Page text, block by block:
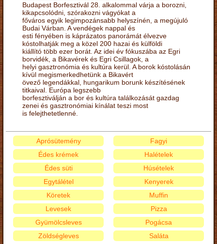
Budapest Borfesztivál 28. alkalommal várja a borozni,
kikapcsolódni, szórakozni vágyókat a
főváros egyik legimpozánsabb helyszínén, a megújuló
Budai Várban. A vendégek nappal és
esti fényében is káprázatos panorámát élvezve
kóstolhatják meg a közel 200 hazai és külföldi
kiállító több ezer borát. Az idei év fókuszába az Egri
borvidék, a Bikavérek és Egri Csillagok, a
helyi gasztronómia és kultúra kerül. A borok kóstolásán
kívül megismerkedhetünk a Bikavért
övező legendákkal, hungarikum borunk készítésének
titkaival. Európa legszebb
borfesztiválján a bor és kultúra találkozását gazdag
zenei és gasztronómiai kínálat teszi most
is felejthetetlenné.
Aprósütemény
Édes krémek
Édes süti
Egytálétel
Fagyi
Halételek
Húsételek
Kenyerek
Köretek
Levesek
Gyümölcsleves
Zöldségleves
Muffin
Pizza
Pogácsa
Saláta